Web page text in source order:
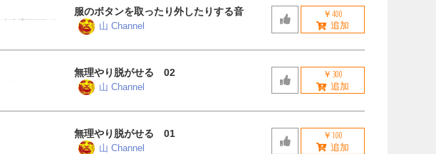
服のボタンを取ったり外したりする音
山 Channel
￥400
無理やり脱がせる 02
山 Channel
￥300
無理やり脱がせる 01
山 Channel
￥100